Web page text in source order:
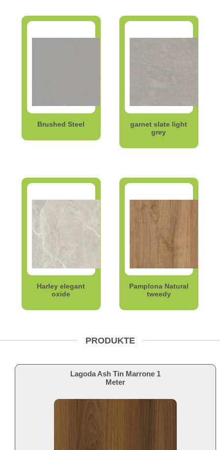
Brushed Steel
garnet slate light
grey
Harley elegant
oxide
Pamplona Natural
tweedy
PRODUKTE
Lagoda Ash Tin Marrone 1
Meter